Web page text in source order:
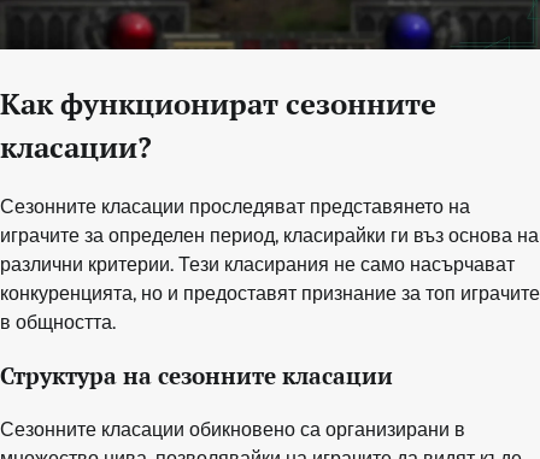
Как функционират сезонните
класации?
Сезонните класации проследяват представянето на
играчите за определен период, класирайки ги въз основа на
различни критерии. Тези класирания не само насърчават
конкуренцията, но и предоставят признание за топ играчите
в общността.
Структура на сезонните класации
Сезонните класации обикновено са организирани в